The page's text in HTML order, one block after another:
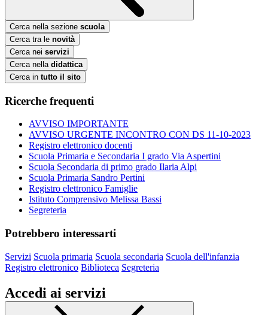
Cerca nella sezione scuola
Cerca tra le novità
Cerca nei servizi
Cerca nella didattica
Cerca in tutto il sito
Ricerche frequenti
AVVISO IMPORTANTE
AVVISO URGENTE INCONTRO CON DS 11-10-2023
Registro elettronico docenti
Scuola Primaria e Secondaria I grado Via Aspertini
Scuola Secondaria di primo grado Ilaria Alpi
Scuola Primaria Sandro Pertini
Registro elettronico Famiglie
Istituto Comprensivo Melissa Bassi
Segreteria
Potrebbero interessarti
Servizi Scuola primaria Scuola secondaria Scuola dell'infanzia
Registro elettronico Biblioteca Segreteria
Accedi ai servizi